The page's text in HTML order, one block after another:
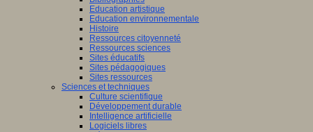
Education artistique
Education environnementale
Histoire
Ressources citoyenneté
Ressources sciences
Sites éducatifs
Sites pédagogiques
Sites ressources
Sciences et techniques
Culture scientifique
Développement durable
Intelligence artificielle
Logiciels libres